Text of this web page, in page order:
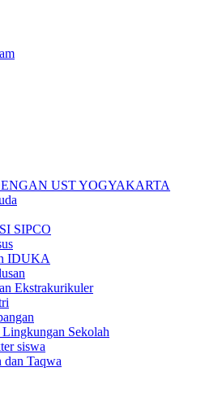
UST YOGYAKARTA
SIPCO
IDUKA
Ekstrakurikuler
Lingkungan Sekolah
siswa
dan Taqwa